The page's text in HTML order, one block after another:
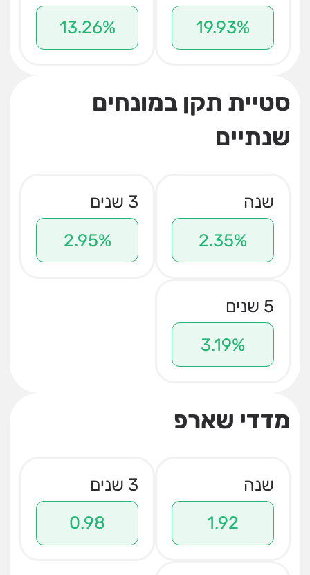
19.93%
13.26%
סטיית תקן במונחים
שנתיים
שנה
2.35%
3 שנים
2.95%
5 שנים
3.19%
מדדי שארפ
שנה
1.92
3 שנים
0.98